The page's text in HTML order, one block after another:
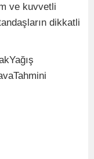
ve kuvvetli
dikkatli